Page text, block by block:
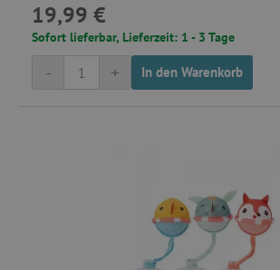
19,99 €
Sofort lieferbar, Lieferzeit: 1 - 3 Tage
+
- In den Warenkorb